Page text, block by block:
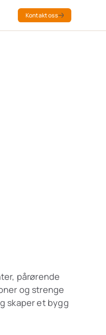
Kontakt oss
pårørende
og strenge
skaper et bygg